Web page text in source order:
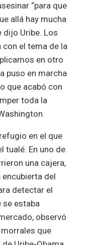
“para que
allá hay mucha
dijo Uribe. Los
el tema de la
en otro
puso en marcha
que acabó con
toda la
en el que
tualé. En uno de
una cajera,
encubierta del
detectar el
se estaba
observó
que